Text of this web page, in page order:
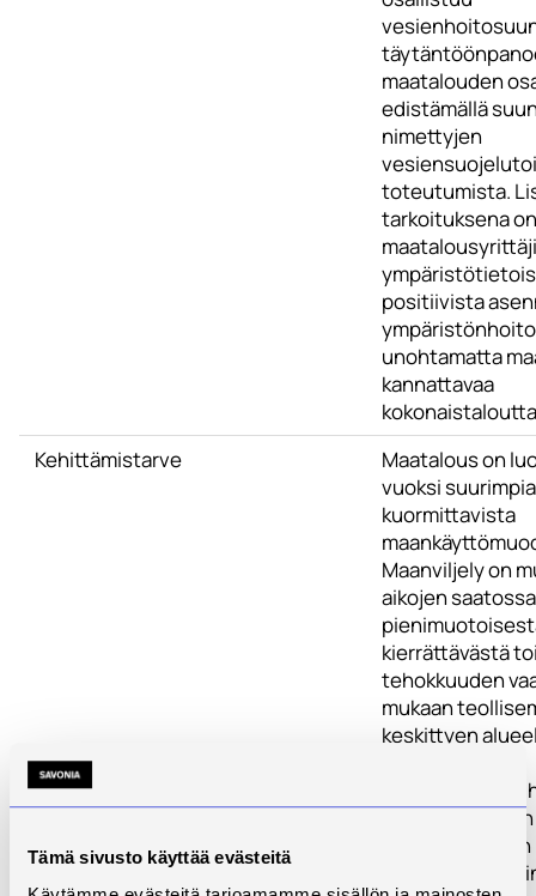
Tämä sivusto käyttää evästeitä
maatalouden
edistämällä
nimettyjen
toteutumista.
tarkoituksena
positiivista
unohtamatta
kannattavaa
Kehittämistarve
Maatalous on
vuoksi
kuormittavista
Maanviljely on
aikojen saatossa
kierrättävästä
tehokkuuden
mukaan
keskittyen
on maatalouden